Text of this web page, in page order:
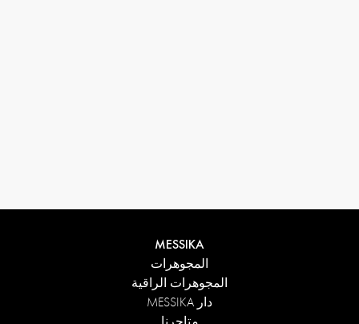
MESSIKA
المجوهرات
المجوهرات الراقية
دار MESSIKA